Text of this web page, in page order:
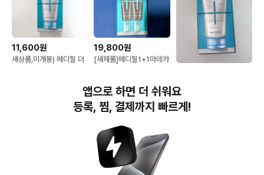
11,600원
새상품,미개봉) 메디힐 더
19,800원
[새제품]메디힐1+1마데카
새상품) 메디힐 마데카소
사이드 더마크림 팩클렌저
120ml 판매
번개장터(주) 사업자정보, 이용약관 및 기타 법적고지
번개장터㈜는 통신판매중개자이며, 통신판매의 당사자가 아닙니다. 전자상거래 등에서의
앱으로 하면 더 쉬워요
등록, 찜, 결제까지 빠르게!